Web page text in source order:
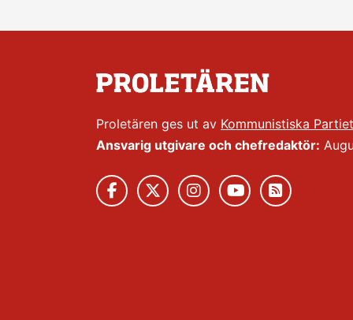
Proletären ges ut av Kommunistiska Partiet
Ansvarig utgivare och chefredaktör: